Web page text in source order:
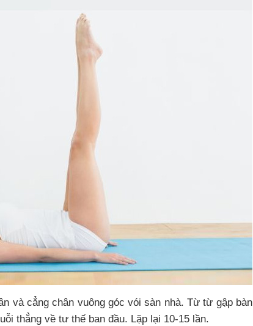
và cẳng chân vuông góc vói sàn nhà. Từ từ gập bàn
thẳng về tư thế ban đầu. Lặp lại 10-15 lần.